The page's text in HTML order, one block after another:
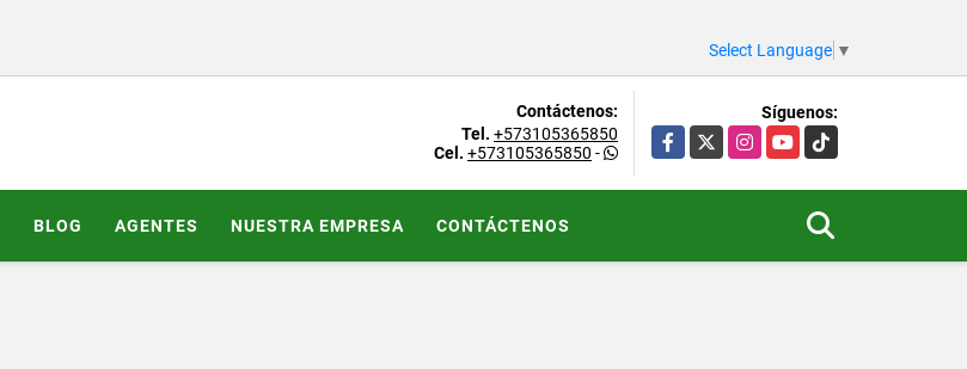
Select Language ▼
Contáctenos:
Tel. +573105365850
Cel. +573105365850 -
Síguenos:
Facebook
X InstagramYouTubeTikTok
BLOG AGENTES NUESTRA EMPRESA CONTÁCTENOS